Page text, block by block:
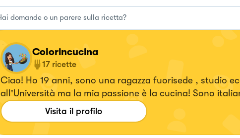
Colorincucina
17 ricette
Ciao! Ho 19 anni, sono una ragazza fuorisede , studio
all'Università ma la mia passione è la cucina! Sono italiana, anzi
calabrese, é nel mio sangue.❤️ Mi piace conoscere,
creare!👩🏻‍🍳
Visita il profilo